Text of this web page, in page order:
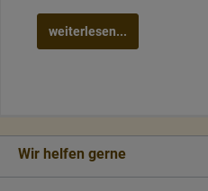
weiterlesen...
Wir helfen gerne